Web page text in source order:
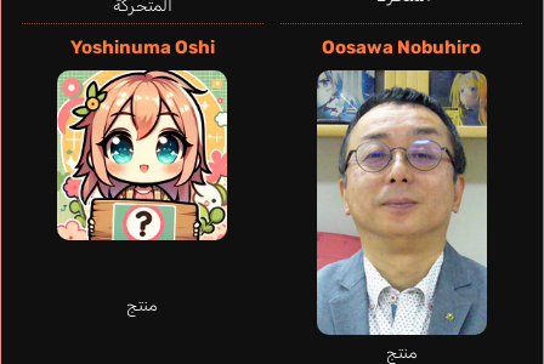
المتحركة
Oosawa Nobuhiro
منتج
Yoshinuma Oshi
منتج
Blood donation
Sonobe Keiichi